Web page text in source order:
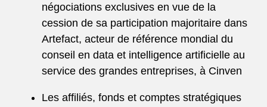
négociations exclusives en vue de la
cession de sa participation majoritaire dans
Artefact, acteur de référence mondial du
conseil en data et intelligence artificielle au
service des grandes entreprises, à Cinven
Les affiliés, fonds et comptes stratégiques